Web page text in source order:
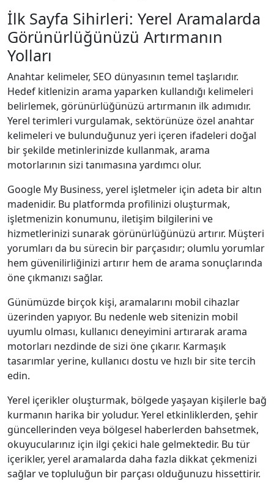
İlk Sayfa Sihirleri: Yerel Aramalarda
Görünürlüğünüzü Artırmanın
Yolları
Anahtar kelimeler, SEO dünyasının temel taşlarıdır.
Hedef kitlenizin arama yaparken kullandığı kelimeleri
belirlemek, görünürlüğünüzü artırmanın ilk adımıdır.
Yerel terimleri vurgulamak, sektörünüze özel anahtar
kelimeleri ve bulunduğunuz yeri içeren ifadeleri doğal
bir şekilde metinlerinizde kullanmak, arama
motorlarının sizi tanımasına yardımcı olur.
Google My Business, yerel işletmeler için adeta bir altın
madenidir. Bu platformda profilinizi oluşturmak,
işletmenizin konumunu, iletişim bilgilerini ve
hizmetlerinizi sunarak görünürlüğünüzü artırır. Müşteri
yorumları da bu sürecin bir parçasıdır; olumlu yorumlar
hem güvenilirliğinizi artırır hem de arama sonuçlarında
öne çıkmanızı sağlar.
Günümüzde birçok kişi, aramalarını mobil cihazlar
üzerinden yapıyor. Bu nedenle web sitenizin mobil
uyumlu olması, kullanıcı deneyimini artırarak arama
motorları nezdinde de sizi öne çıkarır. Karmaşık
tasarımlar yerine, kullanıcı dostu ve hızlı bir site tercih
edin.
Yerel içerikler oluşturmak, bölgede yaşayan kişilerle bağ
kurmanın harika bir yoludur. Yerel etkinliklerden, şehir
güncellerinden veya bölgesel haberlerden bahsetmek,
okuyucularınız için ilgi çekici hale gelmektedir. Bu tür
içerikler, yerel aramalarda daha fazla dikkat çekmenizi
sağlar ve topluluğun bir parçası olduğunuzu hissettirir.